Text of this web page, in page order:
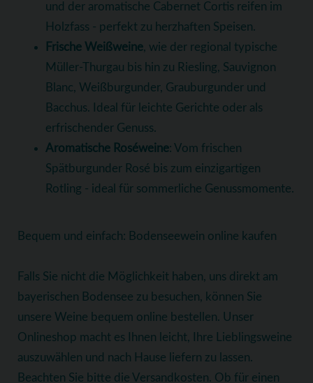
und der aromatische Cabernet Cortis reifen im
Holzfass - perfekt zu herzhaften Speisen.
Frische Weißweine, wie der regional typische
Müller-Thurgau bis hin zu Riesling, Sauvignon
Blanc, Weißburgunder, Grauburgunder und
Bacchus. Ideal für leichte Gerichte oder als
erfrischender Genuss.
Aromatische Roséweine: Vom frischen
Spätburgunder Rosé bis zum einzigartigen
Rotling - ideal für sommerliche Genussmomente.
Bequem und einfach: Bodenseewein online kaufen
Falls Sie nicht die Möglichkeit haben, uns direkt am
bayerischen Bodensee zu besuchen, können Sie
unsere Weine bequem online bestellen. Unser
Onlineshop macht es Ihnen leicht, Ihre Lieblingsweine
auszuwählen und nach Hause liefern zu lassen.
Beachten Sie bitte die Versandkosten. Ob für einen